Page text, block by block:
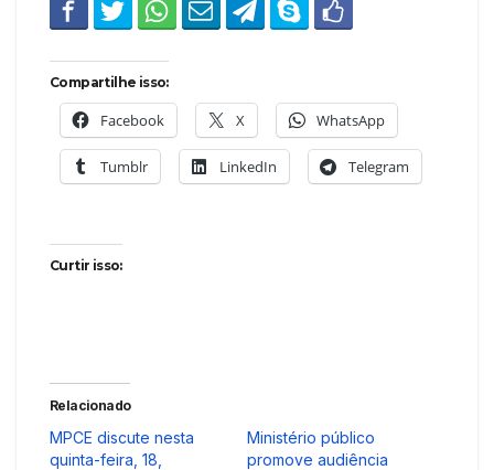
Compartilhe isso:
Facebook X WhatsApp
Tumblr LinkedIn Telegram
Curtir isso:
Relacionado
MPCE discute nesta
quinta-feira, 18,
Ministério público
promove audiência